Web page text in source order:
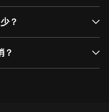
？
？